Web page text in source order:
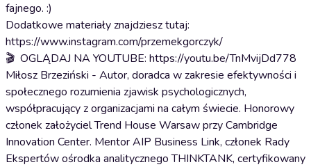
fajnego. :)
Dodatkowe materiały znajdziesz tutaj:
⁠https://www.instagram.com/przemekgorczyk/⁠
🎬 OGLĄDAJ NA YOUTUBE: https://youtu.be/TnMvijDd778
Miłosz Brzeziński - Autor, doradca w zakresie efektywności i
społecznego rozumienia zjawisk psychologicznych,
współpracujący z organizacjami na całym świecie. Honorowy
członek założyciel Trend House Warsaw przy Cambridge
Innovation Center. Mentor AIP Business Link, członek Rady
Ekspertów ośrodka analitycznego THINKTANK, certyfikowany